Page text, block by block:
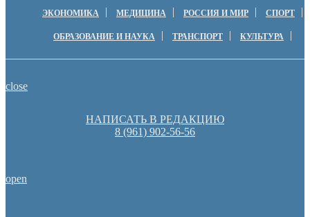
ЭКОНОМИКА МЕДИЦИНА РОССИЯ И МИР СПОРТ
ОБРАЗОВАНИЕ И НАУКА ТРАНСПОРТ КУЛЬТУРА
close
НАПИСАТЬ В РЕДАКЦИЮ
8 (961) 902-56-56
open